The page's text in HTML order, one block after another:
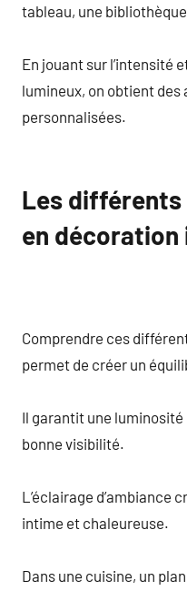
tableau, une
En jouant sur l’intensité
lumineux, on obtient
personnalisées.
Les différents
en
Comprendre ces
permet de créer un
Il garantit une
bonne visibilité.
L’éclairage d’ambiance
intime et chaleureuse.
Dans une cuisine, un